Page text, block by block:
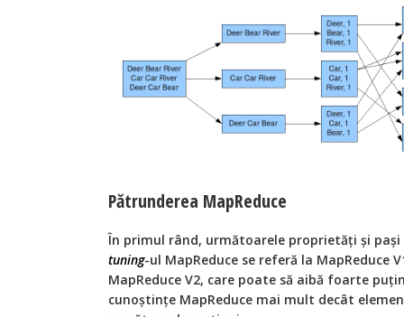
Pătrunderea MapReduce
În primul rând, următoarele proprietăți și
tuning-ul MapReduce se referă la MapReduce
MapReduce V2, care poate să aibă foarte
cunoștințe MapReduce mai mult decât